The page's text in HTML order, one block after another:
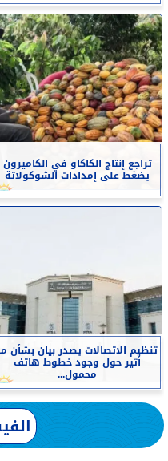
تراجع إنتاج الكاكاو في الكاميرون
يضغط على إمدادات الشوكولاتة
تنظيم الاتصالات يصدر بيان بشأن
أثير حول وجود خطوط هاتف
محمول...